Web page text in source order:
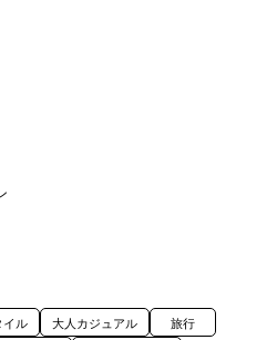
イル 大人カジュアル 旅行